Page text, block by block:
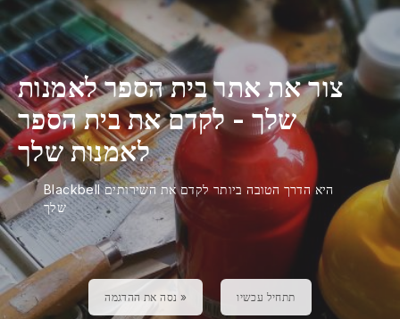
צור את אתר בית הספר לאמנות
שלך- לקדם את בית הספר
לאמנות שלך
Blackbell היא הדרך הטובה ביותר לקדם את השירותים
שלך
נסה את ההדגמה » תתחיל עכשיו